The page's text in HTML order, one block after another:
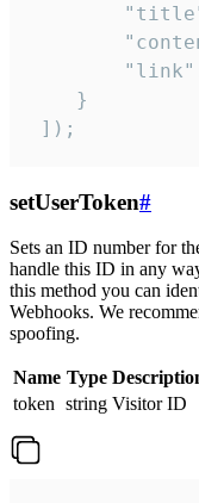
    }
]);
setUserToken#
Sets an ID number for
handle this ID in any
this method you can
Webhooks. We
spoofing.
Name Type
token string Visitor ID